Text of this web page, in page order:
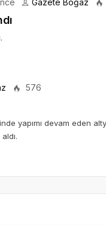
576
yapımı devam eden